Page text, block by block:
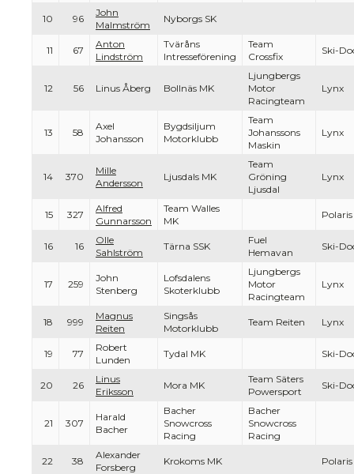
10 96
John
Malmström
Nyborgs SK
11 67
Anton
Lindström
Tväråns
Intresseförening
Team
Crossfix
Ski-
12 56 Linus Åberg Bollnäs MK
Ljungbergs
Motor
Racingteam
Lynx
13 58
Axel
Johansson
Bygdsiljum
Motorklubb
Team
Johanssons
Maskin
Lynx
14 370
Mille
Andersson
Ljusdals MK
Team
Gröning
Ljusdal
Lynx
15 327
Alfred
Gunnarsson
Team Walles
MK
Polaris
16 16
Olle
Sahlström
Tärna SSK
Fuel
Hemavan
Ski-
17 259
John
Stenberg
Lofsdalens
Skoterklubb
Ljungbergs
Motor
Racingteam
Lynx
18 999
Magnus
Reiten
Singsås
Motorklubb
Team Reiten Lynx
19 77
Robert
Lunden
Tydal MK Ski-
20 26
Linus
Eriksson
Mora MK
Team Säters
Powersport
Ski-
21 307
Harald
Bacher
Bacher
Snowcross
Racing
Bacher
Snowcross
Racing
22 38
Alexander
Forsberg
Krokoms MK Polaris